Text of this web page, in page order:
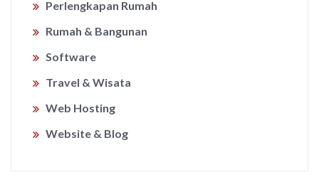
Perlengkapan Rumah
Rumah & Bangunan
Software
Travel & Wisata
Web Hosting
Website & Blog